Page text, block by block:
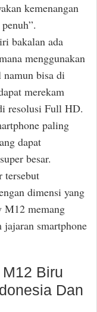
kemenangan
bakalan ada
menggunakan
bisa di
merekam
resolusi Full HD.
paling
dapat
besar.
tersebut
dimensi yang
M12 memang
jajaran smartphone
Biru
Dan